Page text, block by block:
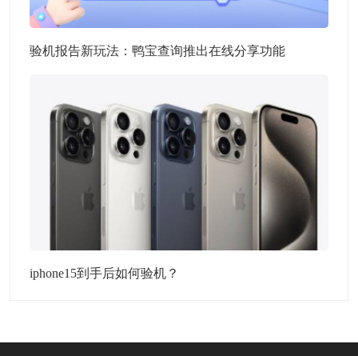
验机报告新玩法：鸭宝查询推出在线分享功能
iphone15到手后如何验机？